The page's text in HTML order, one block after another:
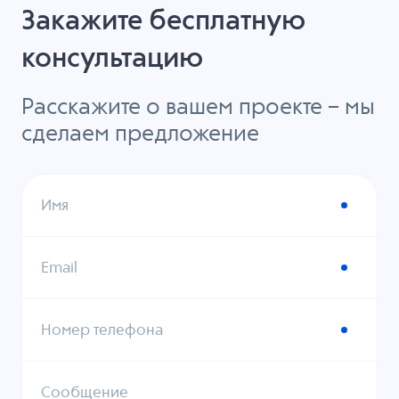
Закажите бесплатную
консультацию
Расскажите о вашем проекте – мы
сделаем предложение
Имя
Email
Номер телефона
Сообщение